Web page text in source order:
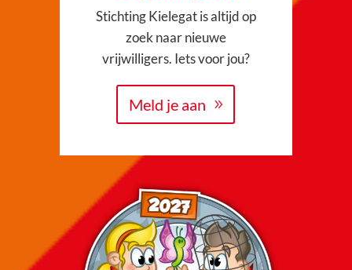
Stichting Kielegat is altijd op
zoek naar nieuwe
vrijwilligers. Iets voor jou?
Meld je aan